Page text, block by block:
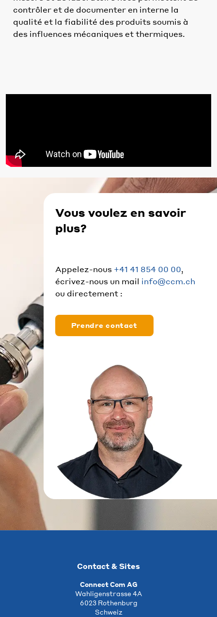
contrôler et de documenter en interne la
qualité et la fiabilité des produits soumis à
des influences mécaniques et thermiques.
Vous voulez en savoir
plus?
Appelez-nous +41 41 854 00 00,
écrivez-nous un mail info@ccm.ch
ou directement :
Prendre contact
Contact & Sites
Connect Com AG
Wahligenstrasse 4A
6023 Rothenburg
Schweiz